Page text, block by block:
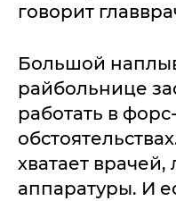
говорит
Большой
райбольнице
работать в
хватает врачей,
аппаратуры. И